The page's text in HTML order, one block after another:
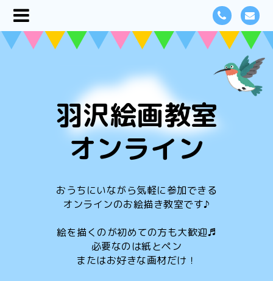
羽沢絵画教室
オンライン
おうちにいながら気軽に参加できる
オンラインのお絵描き教室です♪
絵を描くのが初めての方も大歓迎♬
必要なのは紙とペン
またはお好きな画材だけ！